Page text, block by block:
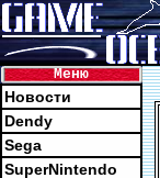
Меню
Новости
Dendy
Sega
SuperNintendo